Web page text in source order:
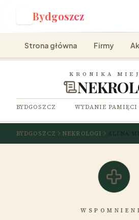
Bydgoszcz
Strona główna Firmy
KRONIKA
BYDGOSZCZ WYDANIE PAMIĘCI
BYDGOSZCZ NEKROLOGI ALINA